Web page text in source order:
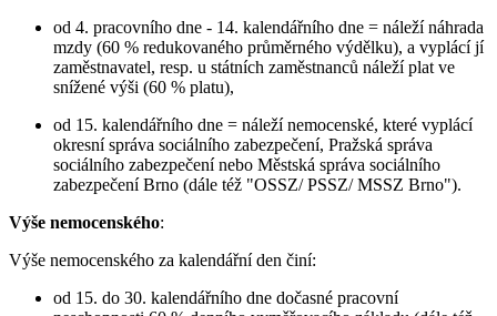
od 4. pracovního dne - 14. kalendářního dne = náleží náhrada
mzdy (60 % redukovaného průměrného výdělku), a vyplácí jí
zaměstnavatel, resp. u státních zaměstnanců náleží plat ve
snížené výši (60 % platu),
od 15. kalendářního dne = náleží nemocenské, které vyplácí
okresní správa sociálního zabezpečení, Pražská správa
sociálního zabezpečení nebo Městská správa sociálního
zabezpečení Brno (dále též "OSSZ/ PSSZ/ MSSZ Brno").
Výše nemocenského:
Výše nemocenského za kalendářní den činí:
od 15. do 30. kalendářního dne dočasné pracovní